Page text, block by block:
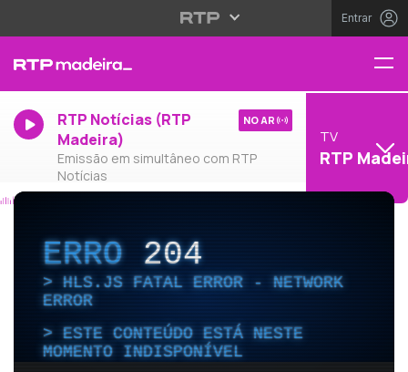
Entrar
RTP Notícias (RTP
Madeira)
Emissão em simultâneo com RTP
Notícias
NO AR
TV
RTP
ERRO204
HLS.JS FATAL ERROR - NETWORK
ERROR
ESTE CONTEÚDO ESTÁ NESTE
MOMENTO INDISPONÍVEL